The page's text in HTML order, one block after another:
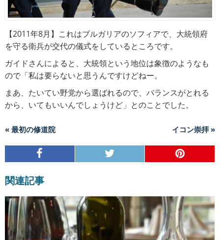
【2011年8月】これはブルガリアのソフィアで、大統領府
を守る衛兵が交代の儀式をしているところです。
ガイドさんによると、大統領という地位は象徴のようなも
ので「私は要らないと思うんですけどねー。
まあ、たいてい野党から選ばれるので、バランスがとれる
から、いてもいいんでしょうけど」とのことでした。
« 最初の修道院 イコン崇拝 »
関連記事